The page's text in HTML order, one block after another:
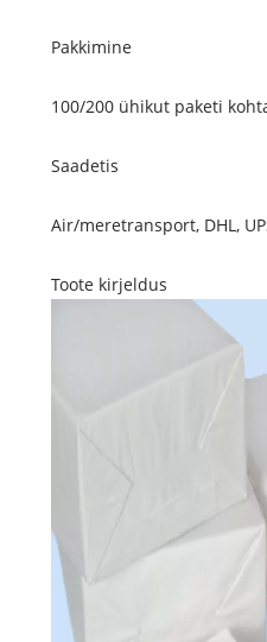
Pakkimine
100/200 ühikut paketi
Saadetis
Air/meretransport, DHL,
Toote kirjeldus